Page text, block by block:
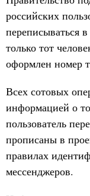
российских
переписываться
только тот
оформлен номер
Всех сотовых
информацией о
пользователь
прописаны в
правилах
мессенджеров.